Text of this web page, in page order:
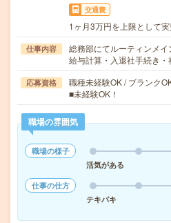
交通費
1ヶ月3万円を上限として
仕事内容
総務部にてルーティンメイ
給与計算・入退社手続き
応募資格
職種未経験OK / ブランク
■未経験OK！
職場の雰囲気
職場の様子
活気がある
仕事の仕方
テキパキ